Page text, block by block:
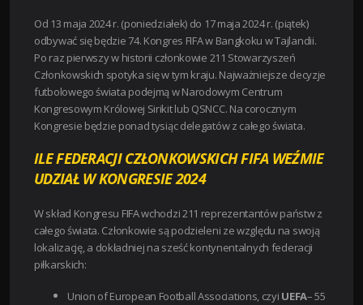
Od 13 maja 2024 r. (poniedziałek) do 17 maja 2024 r. (piątek)
odbywać się będzie 74. Kongres FIFA w Bangkoku w Tajlandii.
Po raz pierwszy w historii członkowie 211 Stowarzyszeń
Członkowskich spotyka się w tym kraju. Najważniejsze decyzje
futbolowego świata podejmą w Narodowym Centrum
Kongresowym Królowej Sirikit lub QSNCC. Na corocznym
Kongresie będzie ponad tysiąc delegatów z całego świata.
ILE FEDERACJI CZŁONKOWSKICH FIFA WEŹMIE
UDZIAŁ W KONGRESIE 2024
W skład Kongresu FIFA wchodzi 211 reprezentantów państw z
całego świata. Członkowie są podzieleni ze względu na swoją
lokalizację, a dokładniej na sześć kontynentalnych federacji
piłkarskich:
Union of European Football Associations, czyi UEFA– 55